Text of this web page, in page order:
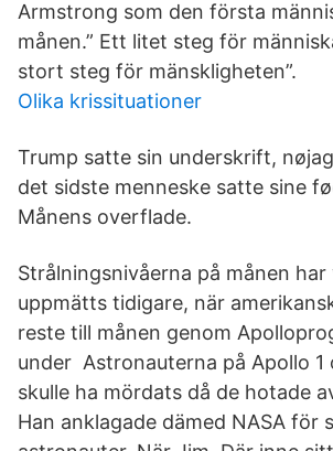
Armstrong som den första
månen.” Ett litet steg för
stort steg för mänskligheten”.
Olika krissituationer
Trump satte sin underskrift,
det sidste menneske satte sine
Månens overflade.
Strålningsnivåerna på månen har
uppmätts tidigare, när
reste till månen genom
under Astronauterna på Apollo 1
skulle ha mördats då de hotade
Han anklagade dämed NASA för